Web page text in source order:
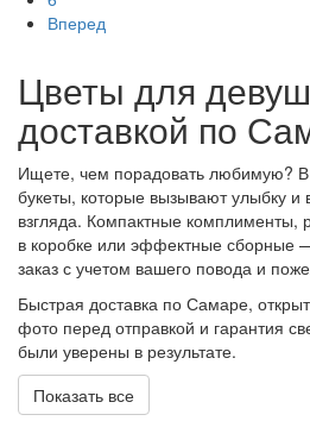
Вперед
Цветы для
доставкой по
Ищете, чем порадовать любимую?
букеты, которые вызывают улыбку и
взгляда. Компактные комплименты,
в коробке или эффектные
заказ с учетом вашего повода и
Быстрая доставка по Самаре,
фото перед отправкой и гарантия
были уверены в результате.
Показать все